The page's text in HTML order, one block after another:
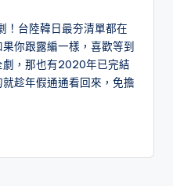
！台陸韓日最夯清單都在
你跟露編一樣，喜歡等到
，那也有2020年已完結
趁年假通通看回來，免擔